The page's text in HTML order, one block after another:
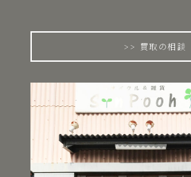
買取の相談